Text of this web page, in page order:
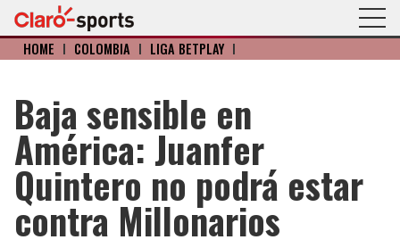
HOME I COLOMBIA I LIGA BETPLAY I
Baja sensible en
América: Juanfer
Quintero no podrá estar
contra Millonarios